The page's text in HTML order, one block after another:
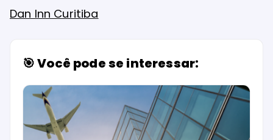
Dan Inn Curitiba
🎯 Você pode se interessar: